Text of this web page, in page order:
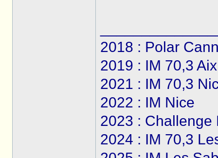
2018 : Polar
2019 : IM 70,3
2021 : IM 70,3
2022 : IM Nice
2023 : Challenge
2024 : IM 70,3